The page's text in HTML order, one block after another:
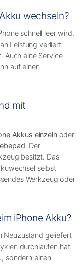
wechseln?
schnell leer wird,
Leistung verliert
Auch eine Service-
auf einen
mit
Akkus einzelnoder
. Der
besitzt. Das
selbst
Werkzeug oder
iPhone Akku?
Neuzustand geliefert
durchlaufen hat.
sondern einen